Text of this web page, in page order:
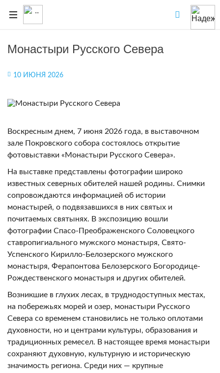
Монастыри Русского Севера
10 ИЮНЯ 2026
Воскресным днем, 7 июня 2026 года, в выставочном
зале Покровского собора состоялось открытие
фотовыставки «Монастыри Русского Севера».
На выставке представлены фотографии широко
известных северных обителей нашей родины. Снимки
сопровождаются информацией об истории
монастырей, о подвязавшихся в них святых и
почитаемых святынях. В экспозицию вошли
фотографии Спасо-Преображенского Соловецкого
ставропигиального мужского монастыря, Свято-
Успенского Кирилло-Белозерского мужского
монастыря, Ферапонтова Белозерского Богородице-
Рождественского монастыря и других обителей.
Возникшие в глухих лесах, в труднодоступных местах,
на побережьях морей и озер, монастыри Русского
Севера со временем становились не только оплотами
духовности, но и центрами культуры, образования и
традиционных ремесел. В настоящее время монастыри
сохраняют духовную, культурную и историческую
значимость региона. Среди них — крупные